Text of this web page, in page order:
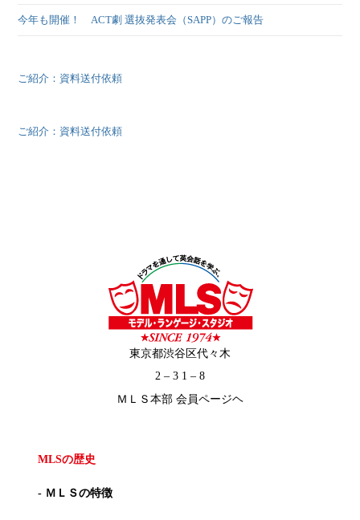
今年も開催！ ACT劇 選抜発表会（SAPP）のご報告
ご紹介：資料送付依頼
ご紹介：資料送付依頼
東京都渋谷区代々木
2 – 3 1 – 8
ＭＬＳ本部 会員ページヘ
MLSの歴史
- ＭＬＳの特徴